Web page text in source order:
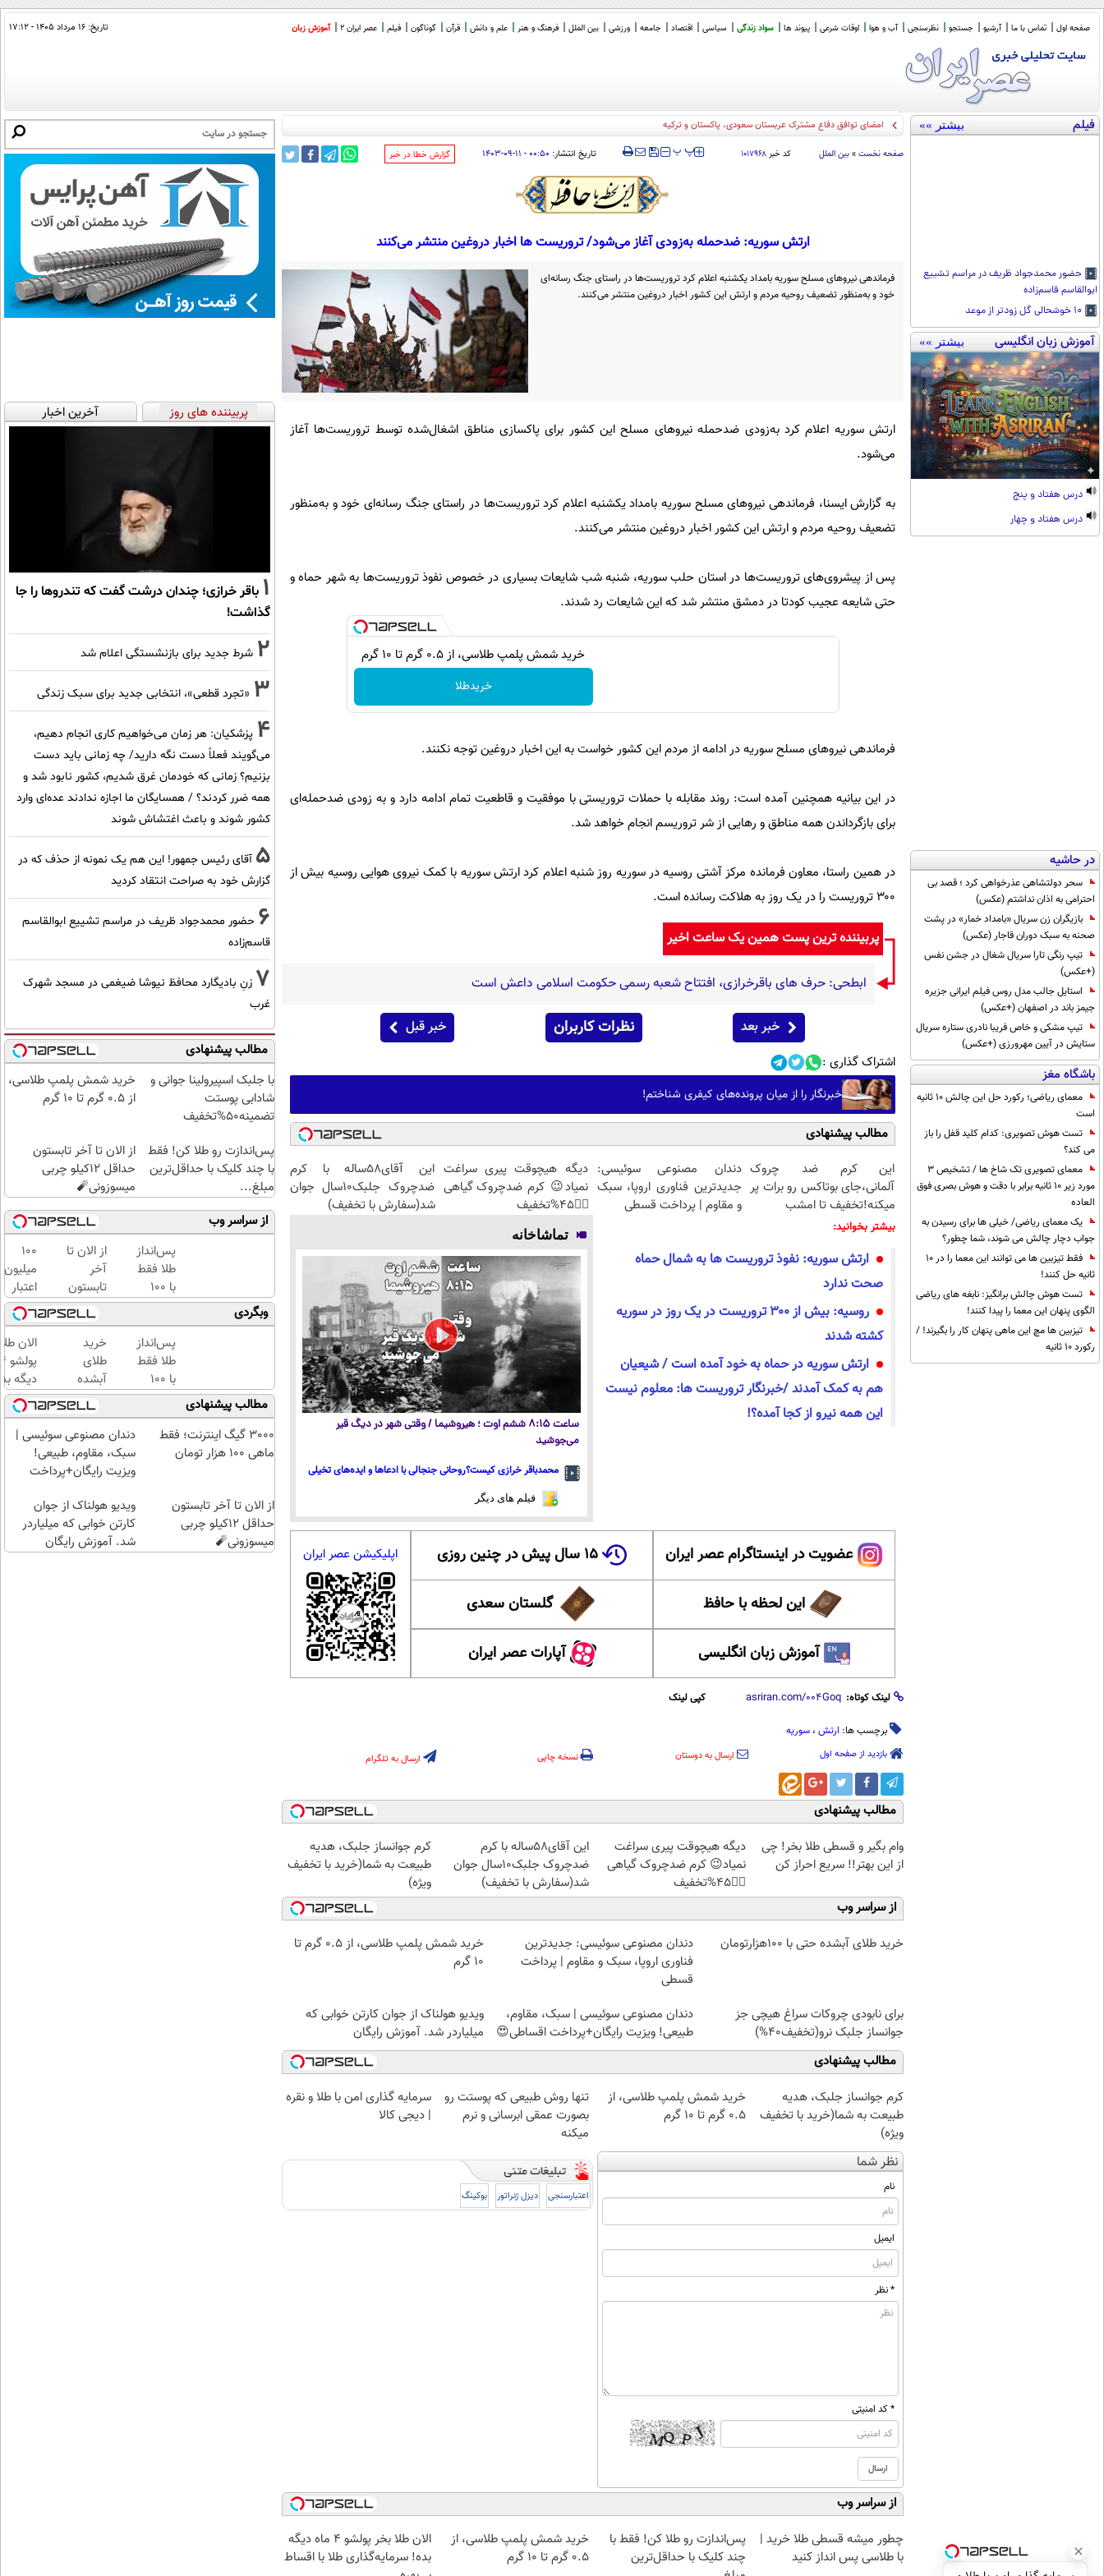
صفحه اول تماس با ما آرشیو جستجو نظرسنجی آب و هوا اوقات شرعی پیوند ها سواد زندگی سیاسی اقتصاد جامعه ورزشی بین الملل فرهنگ و هنر علم و دانش قرآن گوناگون فیلم عصر ایران 2 آموزش زبان تاریخ: ۱۶ مرداد ۱۴۰۵ - ۱۷:۱۲
فیلم بیشتر »»
حضور محمدجواد ظریف در مراسم تشییع
ابوالقاسم قاسم‌زاده
آموزش زبان انگلیسی بیشتر »»
درس هفتاد و پنج
درس هفتاد و چهار
در حاشیه
سحر دولتشاهی عذرخواهی کرد ؛ قصد بی
احترامی به اذان نداشتم (عکس)
بازیگران زن سریال «بامداد خمار» در پشت
صحنه به سبک دوران قاجار (عکس)
تیپ رنگی تارا سریال شغال در جشن نفس
(+عکس)
استایل جالب مدل روس فیلم ایرانی جزیره
جیمز باند در اصفهان (+عکس)
تیپ مشکی و خاص فریبا نادری ستاره سریال
ستایش در آیین مهرورزی (+عکس)
باشگاه مغز
معمای ریاضی؛ رکورد حل این چالش 10 ثانیه
است
تست هوش تصویری: کدام کلید قفل را باز
می کند؟
معمای تصویری تک شاخ ها / تشخیص 3
مورد زیر 10 ثانیه برابر با دقت و هوش بصری فوق
العاده
یک معمای ریاضی/ خیلی ها برای رسیدن به
جواب دچار چالش می شوند، شما چطور؟
فقط تیزبین ها می توانند این معما را در 10
ثانیه حل کنند!
تست هوش چالش برانگیز: نابغه های ریاضی
الگوی پنهان این معما را پیدا کنند!
تیزبین ها مچ این ماهی پنهان کار را بگیرند! /
رکورد 10 ثانیه
س_
صفحه نخست » بین الملل کد خبر ۱۰۱۷۹۶۸ ‍‍‍ پ پ تاریخ انتشار: ۰۰:۵۰ - ۱۱-۰۹-۱۴۰۳ ‌گزارش خطا در خبر
ارتش سوریه: ضدحمله به‌زودی آغاز می‌شود/ تروریست‌ ها اخبار دروغین منتشر می‌کنند
فرماندهی نیروهای مسلح سوریه بامداد یکشنبه اعلام کرد تروریست‌ها در راستای جنگ رسانه‌ای
خود و به‌منظور تضعیف روحیه مردم و ارتش این کشور اخبار دروغین منتشر می‌کنند.
ارتش سوریه اعلام کرد به‌زودی ضدحمله نیروهای مسلح این کشور برای پاکسازی مناطق اشغال‌شده توسط تروریست‌ها آغاز
می‌شود.
به گزارش ایسنا، فرماندهی نیروهای مسلح سوریه بامداد یکشنبه اعلام کرد تروریست‌ها در راستای جنگ رسانه‌ای خود و به‌منظور
تضعیف روحیه مردم و ارتش این کشور اخبار دروغین منتشر می‌کنند.
پس از پیشروی‌های تروریست‌ها در استان حلب سوریه، شنبه شب شایعات بسیاری در خصوص نفوذ تروریست‌ها به شهر حماه و
حتی شایعه عجیب کودتا در دمشق منتشر شد که این شایعات رد شدند.
خرید شمش پلمپ طلاسی، از ۰.۵ گرم تا ۱۰ گرم
خریدطلا
فرماندهی نیروهای مسلح سوریه در ادامه از مردم این کشور خواست به این اخبار دروغین توجه نکنند.
در این بیانیه همچنین آمده است: روند مقابله با حملات تروریستی با موفقیت و قاطعیت تمام ادامه دارد و به زودی ضدحمله‌ای
برای بازگرداندن همه مناطق و رهایی از شر تروریسم انجام خواهد شد.
در همین راستا، معاون فرمانده مرکز آشتی روسیه در سوریه روز شنبه اعلام کرد ارتش سوریه با کمک نیروی هوایی روسیه بیش از
۳۰۰ تروریست را در یک روز به هلاکت رسانده است.
پربیننده ترین پست همین یک ساعت اخیر
ابطحی: حرف های باقرخرازی، افتتاح شعبه رسمی حکومت اسلامی داعش است
خبر بعد نظرات کاربران خبر قبل
اشتراک گذاری :
خبرنگار را از میان پرونده‌های کیفری شناختم!
مطالب پیشنهادی
این کرم ضد چروک
آلمانی،جای بوتاکس رو برات پر
میکنه!تخفیف تا امشب
دندان مصنوعی سوئیسی:
جدیدترین فناوری اروپا، سبک
و مقاوم | پرداخت قسطی
دیگه هیچوقت پیری سراغت
نمیاد😉 کرم ضدچروک گیاهی
👈🏻45%تخفیف
این آقای58ساله با کرم
ضدچروک جلبک10سال جوان
شد(سفارش با تخفیف)
بیشتر بخوانید:
ارتش سوریه: نفوذ تروریست‌ ها به شمال حماه
صحت ندارد
روسیه: بیش از ۳۰۰ تروریست در یک روز در سوریه
کشته شدند
ارتش سوریه در حماه به خود آمده است / شیعیان
هم به کمک آمدند /خبرنگار تروریست ها: معلوم نیست
این همه نیرو از کجا آمده؟!
تماشاخانه
ساعت ۸:۱۵ ششم اوت ؛ هیروشیما / وقتی شهر در دیگ قیر
می‌جوشید
محمدباقر خرازی کیست؟روحانی جنجالی با ادعاها و ایده‌های تخیلی
فیلم های دیگر
عضویت در اینستاگرام عصر ایران ۱۵ سال پیش در چنین روزی
این لحظه با حافظ گلستان سعدی
آموزش زبان انگلیسی آپارات عصر ایران
اپلیکیشن عصر ایران
لینک کوتاه: کپی لینک
برچسب ها: ارتش ، سوریه
بازدید از صفحه اول ارسال به دوستان نسخه چاپی ارسال به تلگرام
مطالب پیشنهادی
وام بگیر و قسطی طلا بخر! چی
از این بهتر!! سریع احراز کن
دیگه هیچوقت پیری سراغت
نمیاد😉 کرم ضدچروک گیاهی
👈🏻45%تخفیف
این آقای58ساله با کرم
ضدچروک جلبک10سال جوان
شد(سفارش با تخفیف)
کرم جوانساز جلبک، هدیه
طبیعت به شما(خرید با تخفیف
ویژه)
از سراسر وب
خرید طلای آبشده حتی با ۱۰۰هزارتومان
دندان مصنوعی سوئیسی: جدیدترین
فناوری اروپا، سبک و مقاوم | پرداخت
قسطی
خرید شمش پلمپ طلاسی، از ۰.۵ گرم تا
۱۰ گرم
برای نابودی چروکات سراغ هیچی جز
جوانساز جلبک نرو(تخفیف40%)
دندان مصنوعی سوئیسی | سبک، مقاوم،
طبیعی! ویزیت رایگان+پرداخت اقساطی😍
ویدیو هولناک از جوان کارتن خوابی که
میلیاردر شد. آموزش رایگان
مطالب پیشنهادی
کرم جوانساز جلبک، هدیه
طبیعت به شما(خرید با تخفیف
ویژه)
خرید شمش پلمپ طلاسی، از
۰.۵ گرم تا ۱۰ گرم
تنها روش طبیعی که پوستت رو
بصورت عمقی ابرسانی و نرم
میکنه
سرمایه گذاری امن با طلا و نقره
| دیجی کالا
نظر شما
نام
ایمیل
* نظر
* کد امنیتی
اعتبارسنجی دیزل ژنراتور بوکینگ
از سراسر وب
چطور میشه قسطی طلا خرید |
با طلاسی پس انداز کنید
پس‌اندازت رو طلا کن! فقط با
چند کلیک با حداقل‌ترین
خرید شمش پلمپ طلاسی، از
۰.۵ گرم تا ۱۰ گرم
الان طلا بخر پولشو 4 ماه دیگه
بده! سرمایه‌گذاری طلا با اقساط
پربیننده های روز آخرین اخبار
1 باقر خرازی؛ چندان درشت گفت که تندروها را جا
گذاشت!
2 شرط جدید برای بازنشستگی اعلام شد
3 «تجرد قطعی»، انتخابی جدید برای سبک زندگی
4 پزشکیان: هر زمان می‌خواهیم کاری انجام دهیم،
می‌گویند فعلاً دست نگه دارید/ چه زمانی باید دست
بزنیم؟ زمانی که خودمان غرق شدیم، کشور نابود شد و
همه ضرر کردند؟ / همسایگان ما اجازه ندادند عده‌ای وارد
کشور شوند و باعث اغتشاش شوند
5 آقای رئیس جمهور! این هم یک نمونه از حذف که در
گزارش خود به صراحت انتقاد کردید
6 حضور محمدجواد ظریف در مراسم تشییع ابوالقاسم
قاسم‌زاده
7 زنِ بادیگارد محافظ نیوشا ضیغمی در مسجد شهرک
غرب
مطالب پیشنهادی
با جلبک اسپیرولینا جوانی و
شادابی پوستت
تضمینه50%تخفیف
خرید شمش پلمپ طلاسی،
از ۰.۵ گرم تا ۱۰ گرم
پس‌اندازت رو طلا کن! فقط
با چند کلیک با حداقل‌ترین
مبلغ...
از الان تا آخر تابستون
حداقل 12کیلو چربی
میسوزونی🧨
از سراسر وب
پس‌انداز
طلا فقط
با ۱۰۰
هزارتومان
(امن و
راحت)
از الان تا
آخر
تابستون
حداقل
12کیلو
چربی
میسوزونی
🧨
100
میلیون
اعتبار
خرید
طلای
آب
شده
بگیر
وبگردی
پس‌انداز
طلا فقط
با ۱۰۰
هزارتومان
(امن و
راحت)
خرید
طلای
آبشده
حتی با
۱۰۰هزارتومان
الان
دیگه
طلا با
بی‌بهره
مطالب پیشنهادی
3000 گیگ اینترنت؛ فقط
ماهی 100 هزار تومان
دندان مصنوعی سوئیسی |
سبک، مقاوم، طبیعی!
ویزیت رایگان+پرداخت
از الان تا آخر تابستون
حداقل 12کیلو چربی
میسوزونی🧨
ویدیو هولناک از جوان
کارتن خوابی که میلیاردر
شد. آموزش رایگان